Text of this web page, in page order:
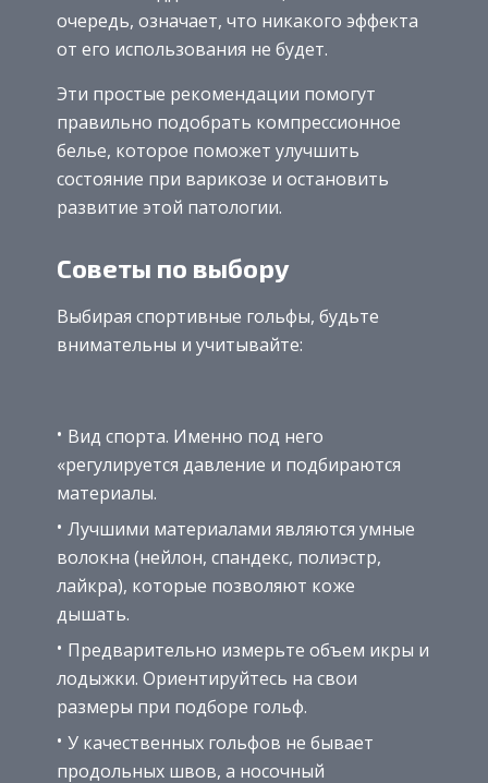
очередь, означает, что никакого эффекта
от его использования не будет.
Эти простые рекомендации помогут
правильно подобрать компрессионное
белье, которое поможет улучшить
состояние при варикозе и остановить
развитие этой патологии.
Советы по выбору
Выбирая спортивные гольфы, будьте
внимательны и учитывайте:
Вид спорта. Именно под него
«регулируется давление и подбираются
материалы.
Лучшими материалами являются умные
волокна (нейлон, спандекс, полиэстр,
лайкра), которые позволяют коже
дышать.
Предварительно измерьте объем икры и
лодыжки. Ориентируйтесь на свои
размеры при подборе гольф.
У качественных гольфов не бывает
продольных швов, а носочный